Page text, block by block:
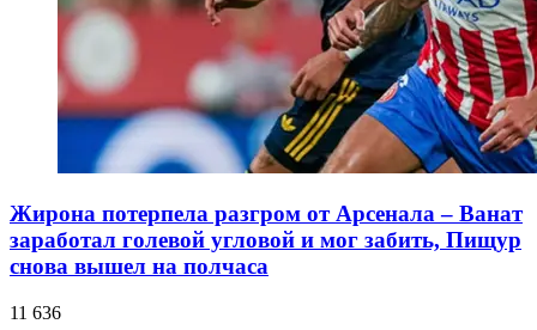
Жирона потерпела разгром от Арсенала – Ванат
заработал голевой угловой и мог забить, Пищур
снова вышел на полчаса
11 636